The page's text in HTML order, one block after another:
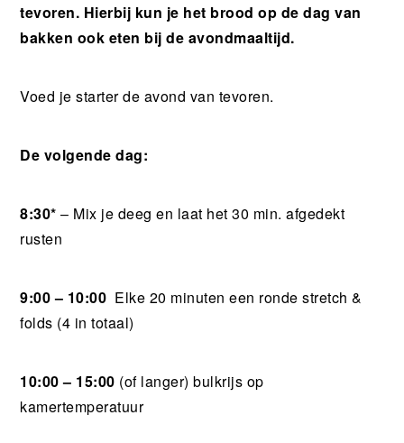
tevoren. Hierbij kun je het brood op de dag van
bakken ook eten bij de avondmaaltijd.
Voed je starter de avond van tevoren.
De volgende dag:
8:30*– Mix je deeg en laat het 30 min. afgedekt
rusten
9:00 – 10:00 Elke 20 minuten een ronde stretch &
folds (4 in totaal)
10:00 – 15:00 (of langer) bulkrijs op
kamertemperatuur